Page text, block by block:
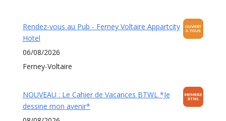
Rendez-vous au Pub - Ferney Voltaire Appartcity
Hotel
06/08/2026
Ferney-Voltaire
NOUVEAU : Le Cahier de Vacances BTWL *Je
dessine mon avenir*